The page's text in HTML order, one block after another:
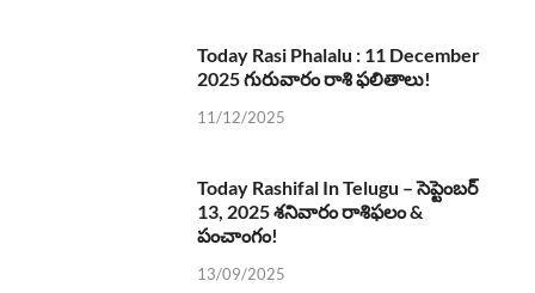
Today Rasi Phalalu : 11 December
2025 గురువారం రాశి ఫలితాలు!
11/12/2025
Today Rashifal In Telugu – సెప్టెంబర్
13, 2025 శనివారం రాశిఫలం &
పంచాంగం!
13/09/2025